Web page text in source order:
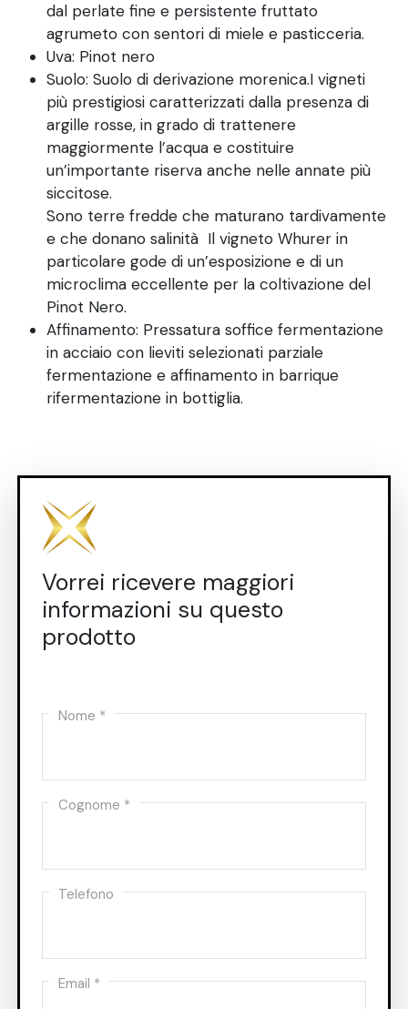
dal perlate fine e persistente fruttato
agrumeto con sentori di miele e pasticceria.
Uva: Pinot nero
Suolo: Suolo di derivazione morenica.I vigneti
più prestigiosi caratterizzati dalla presenza di
argille rosse, in grado di trattenere
maggiormente l’acqua e costituire
un’importante riserva anche nelle annate più
siccitose.
Sono terre fredde che maturano tardivamente
e che donano salinità Il vigneto Whurer in
particolare gode di un’esposizione e di un
microclima eccellente per la coltivazione del
Pinot Nero.
Affinamento: Pressatura soffice fermentazione
in acciaio con lieviti selezionati parziale
fermentazione e affinamento in barrique
rifermentazione in bottiglia.
Vorrei ricevere maggiori
informazioni su questo
prodotto
Nome *
Cognome *
Telefono
Email *